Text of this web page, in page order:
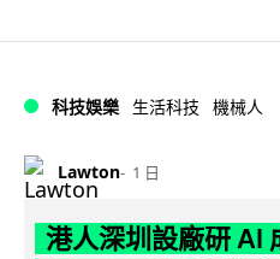
科技娛樂 生活科技 機械人
Lawton 1 日
港人深圳設廠研 AI